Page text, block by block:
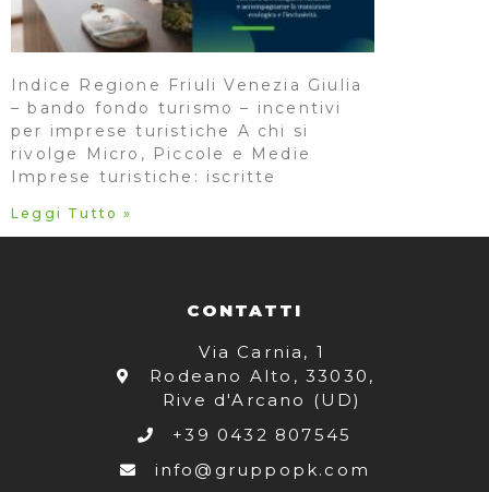
Indice Regione Friuli Venezia Giulia
– bando fondo turismo – incentivi
per imprese turistiche A chi si
rivolge Micro, Piccole e Medie
Imprese turistiche: iscritte
Leggi Tutto »
CONTATTI
Via Carnia, 1
Rodeano Alto, 33030,
Rive d'Arcano (UD)
+39 0432 807545
info@gruppopk.com